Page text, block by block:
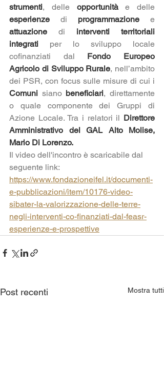
strumenti, delle opportunità
esperienze di programmazione
attuazione di interventi territoriali
integrati per lo sviluppo locale
cofinanziati dal Fondo Europeo
Agricolo di Sviluppo Rurale, nell’ambito
Comuni siano beneficiari, direttamente
o quale componente dei Gruppi di
Azione Locale. Tra i relatori il Direttore
Amministrativo del GAL Alto Molise,
Mario Di Lorenzo.
Il video dell'incontro è scaricabile dal
seguente link:
https://www.fondazioneifel.it/documenti-
e-pubblicazioni/item/10176-video-
sibater-la-valorizzazione-delle-terre-
negli-interventi-co-finanziati-dal-feasr-
esperienze-e-prospettive
Post recenti Mostra tutti